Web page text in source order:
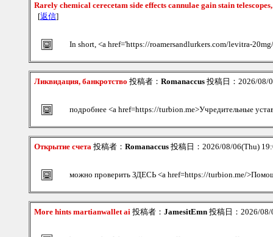
Rarely chemical cerecetam side effects cannulae gain stain
[返信]
In short, <a href='https://roamersandlurkers.com/levitra-
Ликвидация, банкротство 投稿者： Romanaccus 投稿日：2026/08/
подробнее <a href=https://turbion.me>Учредительные
Открытие счета 投稿者： Romanaccus 投稿日：2026/08/06(Thu)
можно проверить ЗДЕСЬ <a href=https://turbion.me/
More hints martianwallet ai 投稿者： JamesitEmn 投稿日：2026/